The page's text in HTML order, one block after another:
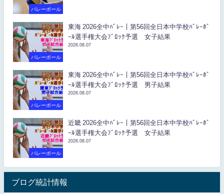
バレーボール
バレーボール
東海 2026全中ﾊﾞﾚｰ｜第56回全日本中学校ﾊﾞﾚｰﾎﾞ
ｰﾙ選手権大会ﾌﾞﾛｯｸ予選 女子結果
2026.08.07
バレーボール
東海 2026全中ﾊﾞﾚｰ｜第56回全日本中学校ﾊﾞﾚｰﾎﾞ
ｰﾙ選手権大会ﾌﾞﾛｯｸ予選 男子結果
2026.08.07
バレーボール
近畿 2026全中ﾊﾞﾚｰ｜第56回全日本中学校ﾊﾞﾚｰﾎﾞ
ｰﾙ選手権大会ﾌﾞﾛｯｸ予選 女子結果
2026.08.07
ブログ統計情報